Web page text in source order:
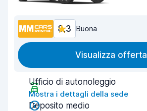
8,3 Buona
Visualizza offerta
Ufficio di autonoleggio
Mostra i dettagli della sede
Deposito medio